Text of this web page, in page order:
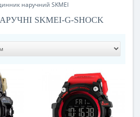
наручний SKMEI
SKMEI-G-SHOCK